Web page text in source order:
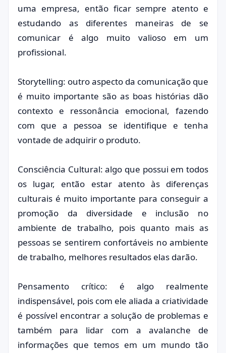
uma empresa, então ficar sempre atento e
estudando as diferentes maneiras de se
comunicar é algo muito valioso em um
profissional.
Storytelling: outro aspecto da comunicação que
é muito importante são as boas histórias dão
contexto e ressonância emocional, fazendo
com que a pessoa se identifique e tenha
vontade de adquirir o produto.
Consciência Cultural: algo que possui em todos
os lugar, então estar atento às diferenças
culturais é muito importante para conseguir a
promoção da diversidade e inclusão no
ambiente de trabalho, pois quanto mais as
pessoas se sentirem confortáveis no ambiente
de trabalho, melhores resultados elas darão.
Pensamento crítico: é algo realmente
indispensável, pois com ele aliada a criatividade
é possível encontrar a solução de problemas e
também para lidar com a avalanche de
informações que temos em um mundo tão